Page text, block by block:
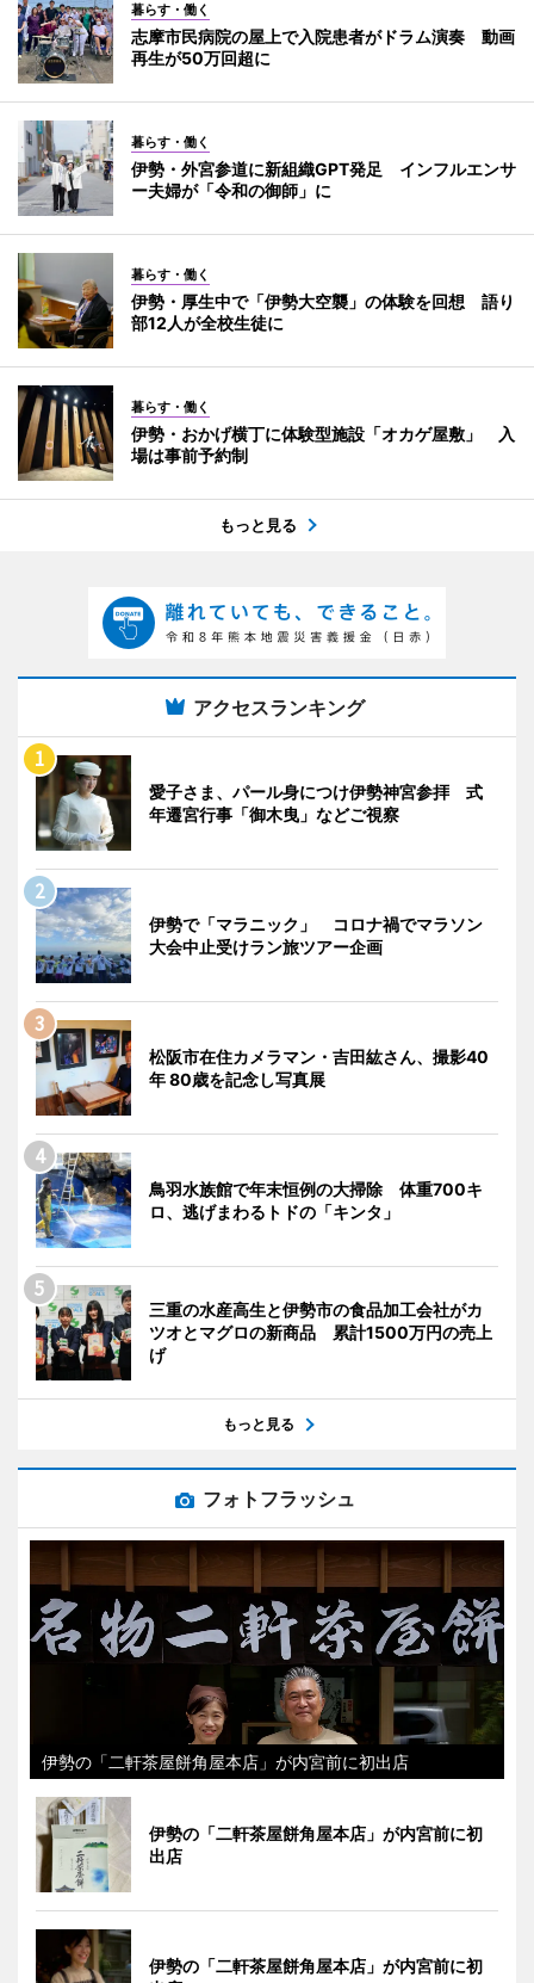
暮らす・働く
志摩市民病院の屋上で入院患者がドラム演奏 動画
再生が50万回超に
暮らす・働く
伊勢・外宮参道に新組織GPT発足 インフルエンサ
ー夫婦が「令和の御師」に
暮らす・働く
伊勢・厚生中で「伊勢大空襲」の体験を回想 語り
部12人が全校生徒に
暮らす・働く
伊勢・おかげ横丁に体験型施設「オカゲ屋敷」 入
場は事前予約制
もっと見る
アクセスランキング
愛子さま、パール身につけ伊勢神宮参拝 式
年遷宮行事「御木曳」などご視察
伊勢で「マラニック」 コロナ禍でマラソン
大会中止受けラン旅ツアー企画
松阪市在住カメラマン・吉田紘さん、撮影40
年 80歳を記念し写真展
鳥羽水族館で年末恒例の大掃除 体重700キ
ロ、逃げまわるトドの「キンタ」
三重の水産高生と伊勢市の食品加工会社がカ
ツオとマグロの新商品 累計1500万円の売上
げ
もっと見る
フォトフラッシュ
伊勢の「二軒茶屋餅角屋本店」が内宮前に初出店
伊勢の「二軒茶屋餅角屋本店」が内宮前に初
出店
伊勢の「二軒茶屋餅角屋本店」が内宮前に初